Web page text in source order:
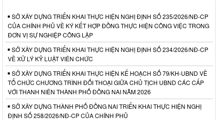
SỞ XÂY DỰNG TRIỂN KHAI THỰC HIỆN NGHỊ ĐỊNH SỐ 235/2026/NĐ-CP
CỦA CHÍNH PHỦ VỀ KÝ KẾT HỢP ĐỒNG THỰC HIỆN CÔNG VIỆC TRONG
ĐƠN VỊ SỰ NGHIỆP CÔNG LẬP
SỞ XÂY DỰNG TRIỂN KHAI THỰC HIỆN NGHỊ ĐỊNH SỐ 234/2026/NĐ-CP
VỀ XỬ LÝ KỶ LUẬT VIÊN CHỨC
SỞ XÂY DỰNG TRIỂN KHAI THỰC HIỆN KẾ HOẠCH SỐ 79/KH-UBND VỀ
TỔ CHỨC CHƯƠNG TRÌNH ĐỐI THOẠI GIỮA CHỦ TỊCH UBND CÁC CẤP
VỚI THANH NIÊN THÀNH PHỐ ĐỒNG NAI NĂM 2026
SỞ XÂY DỰNG THÀNH PHỐ ĐỒNG NAI TRIỂN KHAI THỰC HIỆN NGHỊ
ĐỊNH SỐ 258/2026/NĐ-CP CỦA CHÍNH PHỦ